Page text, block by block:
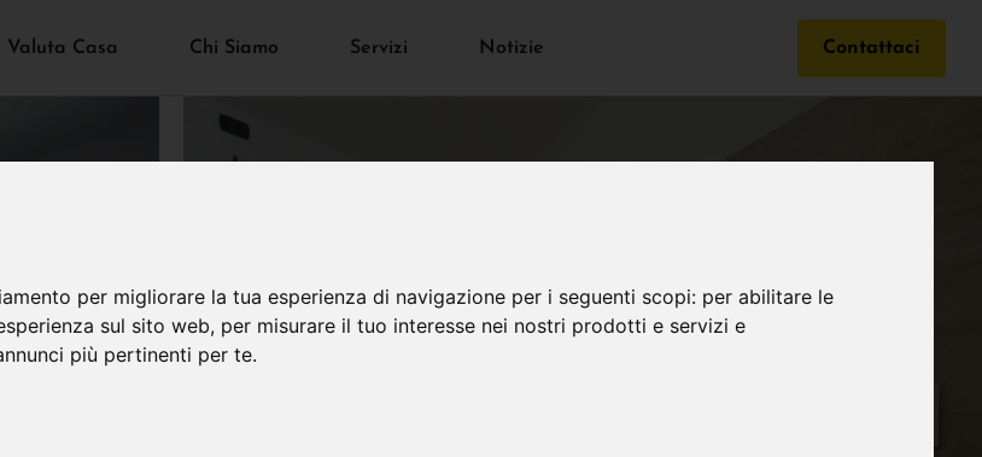
per migliorare la tua esperienza di navigazione per i seguenti scopi: per abilitare le
sul sito web, per misurare il tuo interesse nei nostri prodotti e servizi e
più pertinenti per te.
Valuta Casa Chi Siamo Servizi Notizie Contattaci